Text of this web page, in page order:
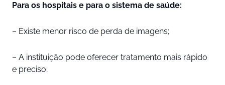
Para os hospitais e para o sistema de saúde:
– Existe menor risco de perda de imagens;
– A instituição pode oferecer tratamento mais rápido
e preciso;